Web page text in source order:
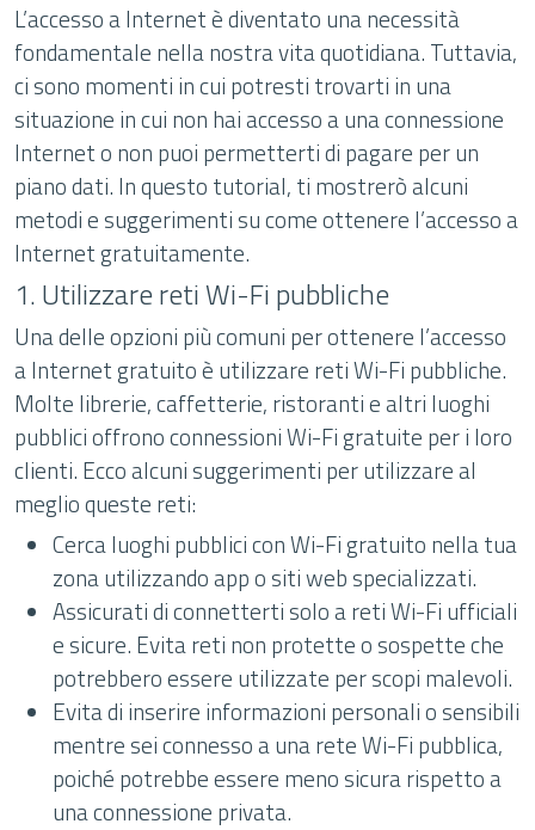
L’accesso a Internet è diventato una necessità
fondamentale nella nostra vita quotidiana. Tuttavia,
ci sono momenti in cui potresti trovarti in una
situazione in cui non hai accesso a una connessione
Internet o non puoi permetterti di pagare per un
piano dati. In questo tutorial, ti mostrerò alcuni
metodi e suggerimenti su come ottenere l’accesso a
Internet gratuitamente.
1. Utilizzare reti Wi-Fi pubbliche
Una delle opzioni più comuni per ottenere l’accesso
a Internet gratuito è utilizzare reti Wi-Fi pubbliche.
Molte librerie, caffetterie, ristoranti e altri luoghi
pubblici offrono connessioni Wi-Fi gratuite per i loro
clienti. Ecco alcuni suggerimenti per utilizzare al
meglio queste reti:
Cerca luoghi pubblici con Wi-Fi gratuito nella tua
zona utilizzando app o siti web specializzati.
Assicurati di connetterti solo a reti Wi-Fi ufficiali
e sicure. Evita reti non protette o sospette che
potrebbero essere utilizzate per scopi malevoli.
Evita di inserire informazioni personali o sensibili
mentre sei connesso a una rete Wi-Fi pubblica,
poiché potrebbe essere meno sicura rispetto a
una connessione privata.